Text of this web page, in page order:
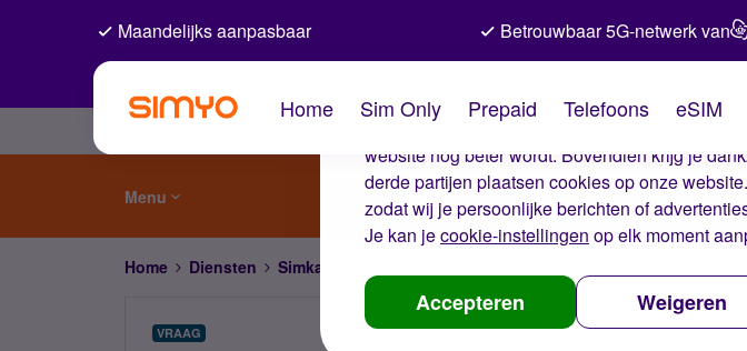
De cookies van Simyo
Wij gebruiken cookies op onze website. Met
website nog beter wordt. Bovendien krijg je
derde partijen plaatsen cookies op onze
zodat wij je persoonlijke berichten of
Je kan jecookie-instellingen op elk moment
Accepteren Weigeren
Maandelijks aanpasbaar Betrouwbaar 5G-netwerk van
Home Sim Only Prepaid Telefoons eSIM
Menu
Home Diensten Simkaart en eSIM
VRAAG